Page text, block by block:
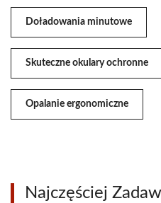
Doładowania minutowe
Skuteczne okulary ochronne
Opalanie ergonomiczne
Najczęściej